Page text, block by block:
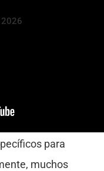
fuera de
como CPA,
para
muchos